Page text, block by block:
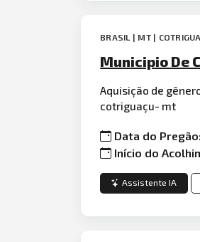
BRASIL | MT |
Municipio De
Aquisição de
cotriguaçu- mt
Data do
Início do
Assistente IA